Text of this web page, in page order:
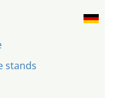
stands